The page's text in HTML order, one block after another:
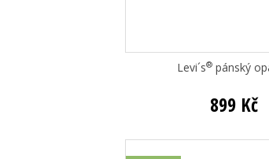
Levi´s®pánský
899 Kč